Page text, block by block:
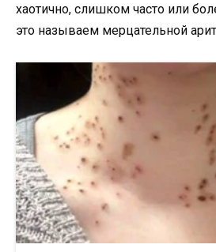
хаотично, слишком часто или
это называем мерцательной